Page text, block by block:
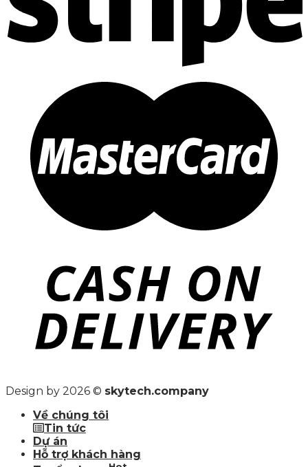
Design by 2026 © skytech.company
Về chúng tôi
Tin tức
Dự án
Hỗ trợ khách hàng